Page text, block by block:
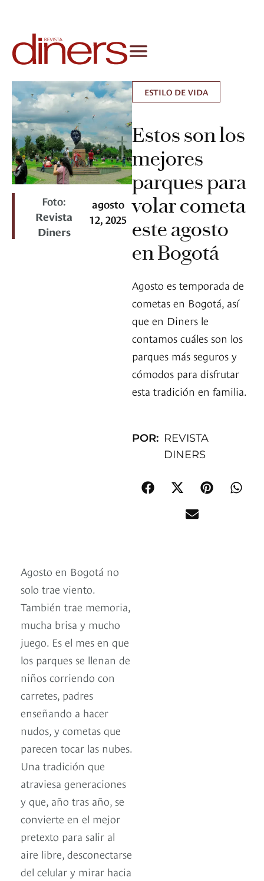
Foto:
Revista
Diners
agosto
12, 2025
ESTILO DE VIDA
Estos son los
mejores
parques para
volar cometa
este agosto
en Bogotá
Agosto es temporada de
cometas en Bogotá, así
que en Diners le
contamos cuáles son los
parques más seguros y
cómodos para disfrutar
esta tradición en familia.
POR: REVISTA
DINERS
Agosto en Bogotá no
solo trae viento.
También trae memoria,
mucha brisa y mucho
juego. Es el mes en que
los parques se llenan de
niños corriendo con
carretes, padres
enseñando a hacer
nudos, y cometas que
parecen tocar las nubes.
Una tradición que
atraviesa generaciones
y que, año tras año, se
convierte en el mejor
pretexto para salir al
aire libre, desconectarse
del celular y mirar hacia